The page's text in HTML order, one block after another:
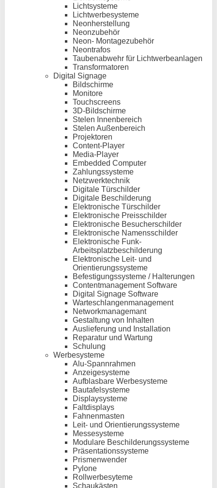
Lichtsysteme
Lichtwerbesysteme
Neonherstellung
Neonzubehör
Neon- Montagezubehör
Neontrafos
Taubenabwehr für Lichtwerbeanlagen
Transformatoren
Digital Signage
Bildschirme
Monitore
Touchscreens
3D-Bildschirme
Stelen Innenbereich
Stelen Außenbereich
Projektoren
Content-Player
Media-Player
Embedded Computer
Zahlungssysteme
Netzwerktechnik
Digitale Türschilder
Digitale Beschilderung
Elektronische Türschilder
Elektronische Preisschilder
Elektronische Besucherschilder
Elektronische Namensschilder
Elektronische Funk-
Arbeitsplatzbeschilderung
Elektronische Leit- und
Orientierungssysteme
Befestigungssysteme / Halterungen
Contentmanagement Software
Digital Signage Software
Warteschlangenmanagement
Networkmanagemant
Gestaltung von Inhalten
Auslieferung und Installation
Reparatur und Wartung
Schulung
Werbesysteme
Alu-Spannrahmen
Anzeigesysteme
Aufblasbare Werbesysteme
Bautafelsysteme
Displaysysteme
Faltdisplays
Fahnenmasten
Leit- und Orientierungssysteme
Messesysteme
Modulare Beschilderungssysteme
Präsentationssysteme
Prismenwender
Pylone
Rollwerbesyteme
Schaukästen